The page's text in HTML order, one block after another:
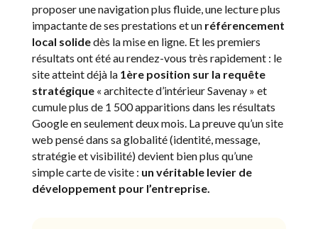
proposer une navigation plus fluide, une lecture plus
impactante de ses prestations et un référencement
local solidedès la mise en ligne. Et les premiers
résultats ont été au rendez-vous très rapidement : le
site atteint déjà la 1ère position sur la requête
stratégique« architecte d’intérieur Savenay » et
cumule plus de 1 500 apparitions dans les résultats
Google en seulement deux mois. La preuve qu’un site
web pensé dans sa globalité (identité, message,
stratégie et visibilité) devient bien plus qu’une
simple carte de visite : un véritable levier de
développement pour l’entreprise.